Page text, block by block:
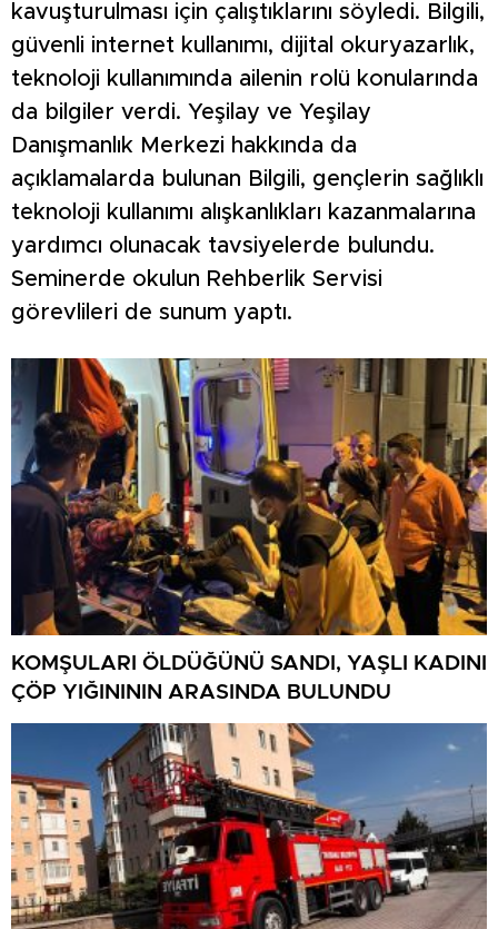
kavuşturulması için çalıştıklarını söyledi. Bilgili,
güvenli internet kullanımı, dijital okuryazarlık,
teknoloji kullanımında ailenin rolü konularında
da bilgiler verdi. Yeşilay ve Yeşilay
Danışmanlık Merkezi hakkında da
açıklamalarda bulunan Bilgili, gençlerin sağlıklı
teknoloji kullanımı alışkanlıkları kazanmalarına
yardımcı olunacak tavsiyelerde bulundu.
Seminerde okulun Rehberlik Servisi
görevlileri de sunum yaptı.
KOMŞULARI ÖLDÜĞÜNÜ SANDI, YAŞLI KADINI
ÇÖP YIĞINININ ARASINDA BULUNDU